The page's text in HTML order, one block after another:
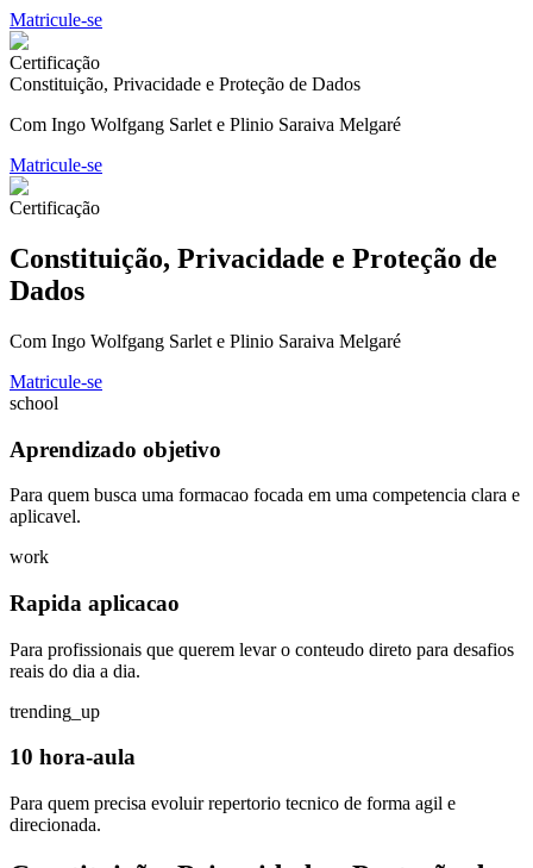
Matricule-se
Certificação
Constituição, Privacidade e Proteção de Dados
Com Ingo Wolfgang Sarlet e Plinio Saraiva Melgaré
Matricule-se
Certificação
Constituição, Privacidade e Proteção de
Dados
Com Ingo Wolfgang Sarlet e Plinio Saraiva Melgaré
Matricule-se
school
Aprendizado objetivo
Para quem busca uma formacao focada em uma competencia clara e
aplicavel.
work
Rapida aplicacao
Para profissionais que querem levar o conteudo direto para desafios
reais do dia a dia.
trending_up
10 hora-aula
Para quem precisa evoluir repertorio tecnico de forma agil e
direcionada.